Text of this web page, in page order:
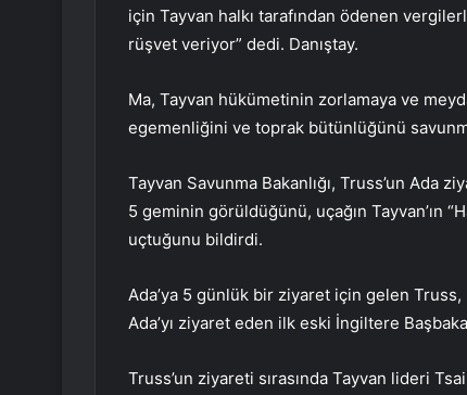
için Tayvan halkı tarafından ödenen
rüşvet veriyor” dedi. Danıştay.
Ma, Tayvan hükümetinin zorlamaya ve
egemenliğini ve toprak bütünlüğünü
Tayvan Savunma Bakanlığı, Truss’un Ada
5 geminin görüldüğünü, uçağın Tayvan’ın
uçtuğunu bildirdi.
Ada’ya 5 günlük bir ziyaret için gelen
Ada’yı ziyaret eden ilk eski İngiltere
Truss’un ziyareti sırasında Tayvan lideri